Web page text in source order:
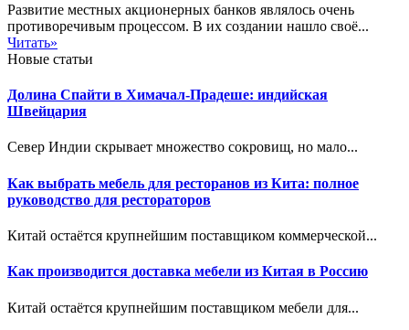
Развитие местных акционерных банков являлось очень
противоречивым процессом. В их создании нашло своё...
Читать»
Новые статьи
Долина Спайти в Химачал-Прадеше: индийская
Швейцария
Север Индии скрывает множество сокровищ, но мало...
Как выбрать мебель для ресторанов из Кита: полное
руководство для рестораторов
Китай остаётся крупнейшим поставщиком коммерческой...
Как производится доставка мебели из Китая в Россию
Китай остаётся крупнейшим поставщиком мебели для...